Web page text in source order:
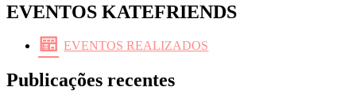
EVENTOS KATEFRIENDS
EVENTOS REALIZADOS
Publicações recentes